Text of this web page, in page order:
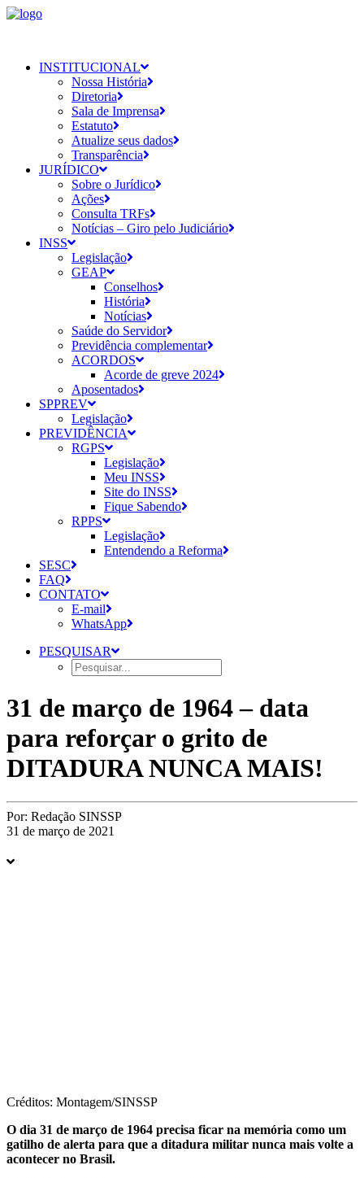
INSTITUCIONAL
Nossa História
Diretoria
Sala de Imprensa
Estatuto
Atualize seus dados
Transparência
JURÍDICO
Sobre o Jurídico
Ações
Consulta TRFs
Notícias – Giro pelo Judiciário
INSS
Legislação
GEAP
Conselhos
História
Notícias
Saúde do Servidor
Previdência complementar
ACORDOS
Acorde de greve 2024
Aposentados
SPPREV
Legislação
PREVIDÊNCIA
RGPS
Legislação
Meu INSS
Site do INSS
Fique Sabendo
RPPS
Legislação
Entendendo a Reforma
SESC
FAQ
CONTATO
E-mail
WhatsApp
PESQUISAR
31 de março de 1964 – data
para reforçar o grito de
DITADURA NUNCA MAIS!
Por: Redação SINSSP
31 de março de 2021
Créditos: Montagem/SINSSP
O dia 31 de março de 1964 precisa ficar na memória como um
gatilho de alerta para que a ditadura militar nunca mais volte a
acontecer no Brasil.